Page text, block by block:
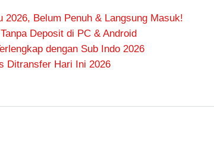
Belum Penuh & Langsung Masuk!
Deposit di PC & Android
dengan Sub Indo 2026
Ditransfer Hari Ini 2026